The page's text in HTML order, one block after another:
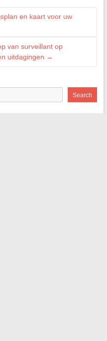
en kaart voor uw
van surveillant op
uitdagingen →
Search